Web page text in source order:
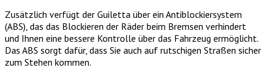
Zusätzlich verfügt der Guiletta über ein Antiblockiersystem
(ABS), das das Blockieren der Räder beim Bremsen verhindert
und Ihnen eine bessere Kontrolle über das Fahrzeug ermöglicht.
Das ABS sorgt dafür, dass Sie auch auf rutschigen Straßen sicher
zum Stehen kommen.